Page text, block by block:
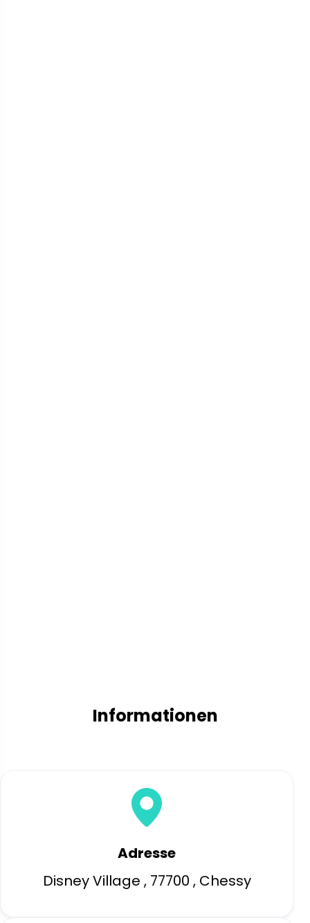
Informationen
Adresse
Disney Village , 77700 , Chessy